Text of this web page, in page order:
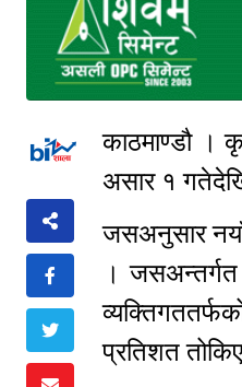
काठमाण्डौ ।
असार १
जसअनुसार
।
प्रतिशत